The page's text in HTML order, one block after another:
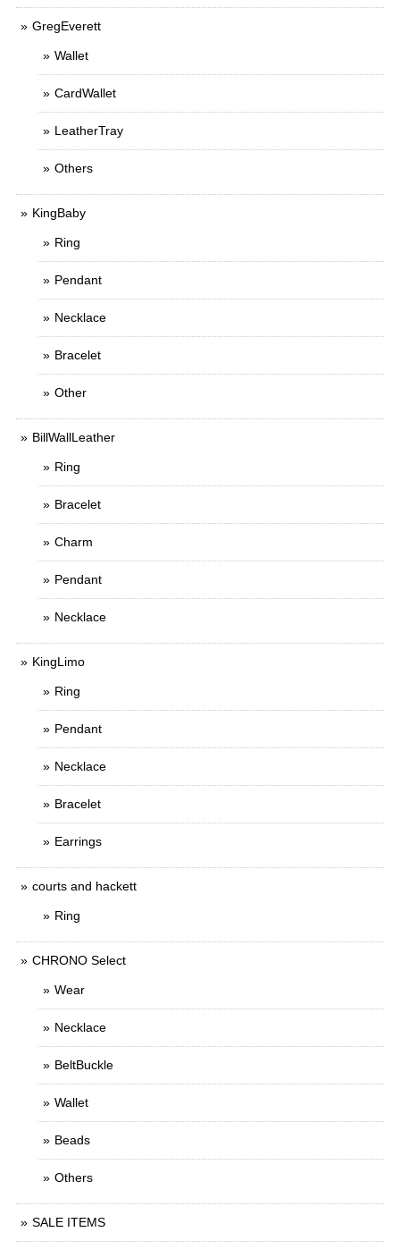
GregEverett
Wallet
CardWallet
LeatherTray
Others
KingBaby
Ring
Pendant
Necklace
Bracelet
Other
BillWallLeather
Ring
Bracelet
Charm
Pendant
Necklace
KingLimo
Ring
Pendant
Necklace
Bracelet
Earrings
courts and hackett
Ring
CHRONO Select
Wear
Necklace
BeltBuckle
Wallet
Beads
Others
SALE ITEMS